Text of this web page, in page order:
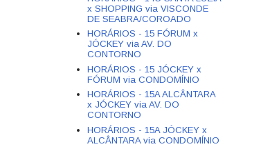
x SHOPPING via VISCONDE
DE SEABRA/COROADO
HORÁRIOS - 15 FÓRUM x
JÓCKEY via AV. DO
CONTORNO
HORÁRIOS - 15 JÓCKEY x
FÓRUM via CONDOMÍNIO
HORÁRIOS - 15A ALCÂNTARA
x JÓCKEY via AV. DO
CONTORNO
HORÁRIOS - 15A JÓCKEY x
ALCÂNTARA via CONDOMÍNIO